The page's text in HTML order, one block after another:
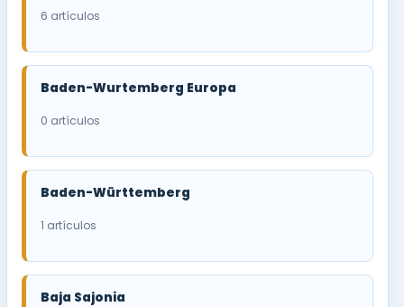
6 artículos
Baden-Wurtemberg Europa
0 artículos
Baden-Württemberg
1 artículos
Baja Sajonia